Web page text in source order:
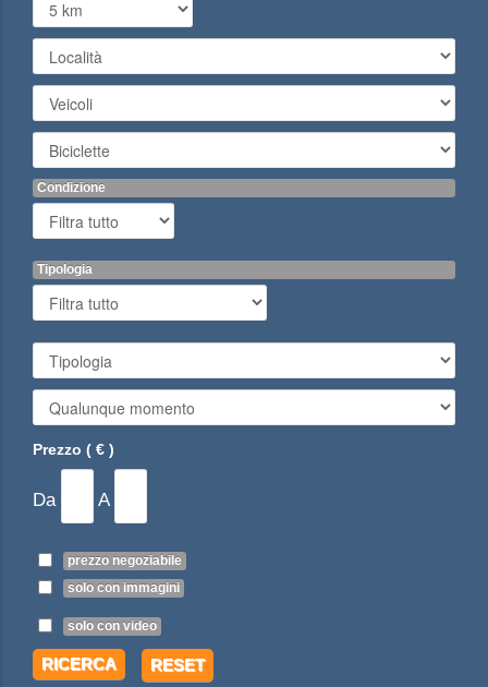
Condizione
Tipologia
Prezzo ( € )
Da A
prezzo negoziabile
solo con immagini
solo con video
RICERCA RESET